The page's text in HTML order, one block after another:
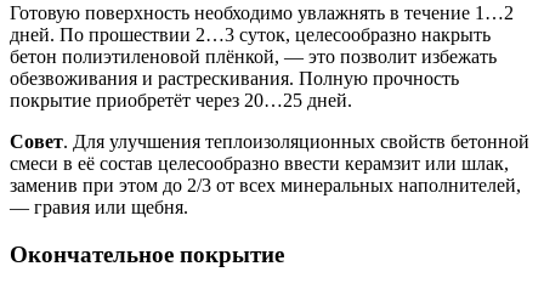
Готовую поверхность необходимо увлажнять в течение 1…2
дней. По прошествии 2…3 суток, целесообразно накрыть
бетон полиэтиленовой плёнкой, — это позволит избежать
обезвоживания и растрескивания. Полную прочность
покрытие приобретёт через 20…25 дней.
Совет. Для улучшения теплоизоляционных свойств бетонной
смеси в её состав целесообразно ввести керамзит или шлак,
заменив при этом до 2/3 от всех минеральных наполнителей,
— гравия или щебня.
Окончательное покрытие